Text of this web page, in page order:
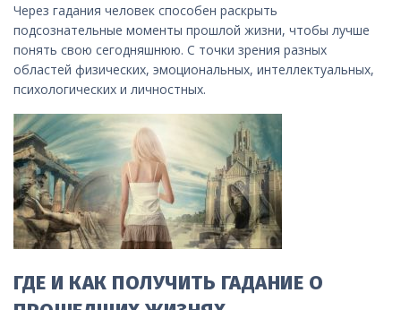
Через гадания человек способен раскрыть
подсознательные моменты прошлой жизни, чтобы лучше
понять свою сегодняшнюю. С точки зрения разных
областей физических, эмоциональных, интеллектуальных,
психологических и личностных.
ГДЕ И КАК ПОЛУЧИТЬ ГАДАНИЕ О